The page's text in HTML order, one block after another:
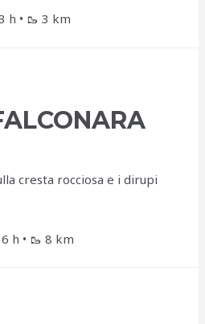
h • 🥾 3 km
cresta rocciosa e i dirupi
h • 🥾 8 km